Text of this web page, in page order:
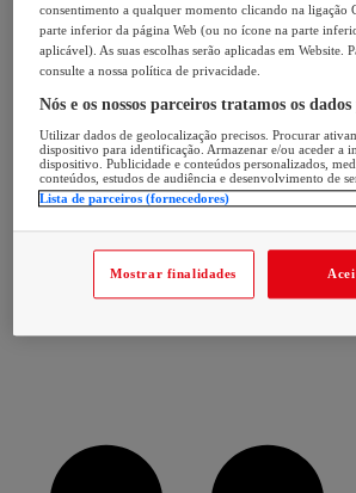
consentimento a qualquer momento clicando na ligação
parte inferior da página Web (ou no ícone na parte
aplicável). As suas escolhas serão aplicadas em Website.
consulte a nossa política de privacidade.
Nós e os nossos parceiros tratamos os
Utilizar dados de geolocalização precisos. Procurar
dispositivo para identificação. Armazenar e/ou aceder a
dispositivo. Publicidade e conteúdos personalizados,
conteúdos, estudos de audiência e desenvolvimento de
Lista de parceiros (fornecedores)
Mostrar finalidades